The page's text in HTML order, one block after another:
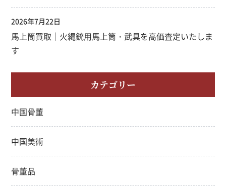
馬上筒買取｜火縄銃用馬上筒・武具を高価査定いたしま
す
2026年7月22日
カテゴリー
中国骨董
中国美術
骨董品